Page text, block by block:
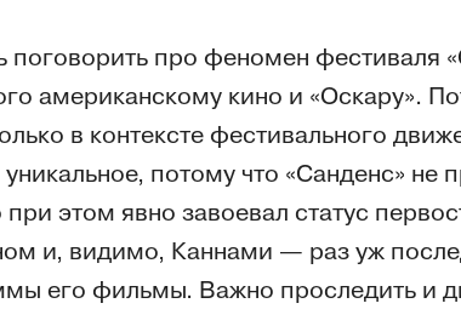
про феномен фестиваля
американскому кино и «Оскару».
в контексте фестивального
потому что «Санденс» не
этом явно завоевал статус
и, видимо, Каннами — раз уж
его фильмы. Важно проследить и